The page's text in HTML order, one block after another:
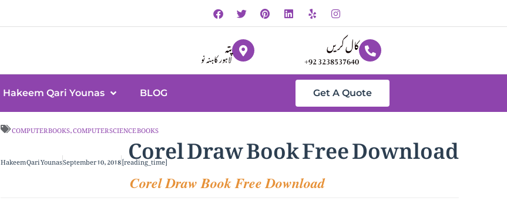
پتہ
لاہور کاہنہ نو
کال کریں
+92 3238537640
Hakeem Qari Younas BLOG Get A Quote
COMPUTER BOOKS,COMPUTER SCIENCE BOOKSCorel Draw Book Free Download
Hakeem Qari YounasSeptember 10, 2018[reading_time]
Corel Draw Book Free Download